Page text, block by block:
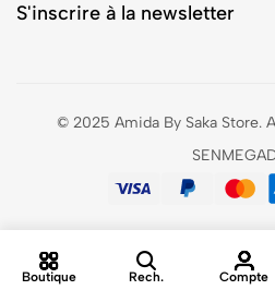
S'inscrire à la newsletter
© 2025 Amida By Saka Store.
Boutique Rech. Compte